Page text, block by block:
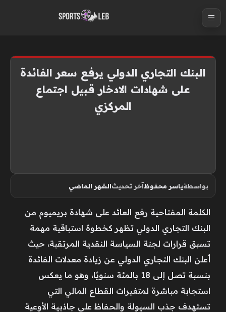
البنك التجاري الدولي يرفع سعر الفائدة
على شهادات الادخار قبيل اجتماع
المركزي
بواسطةياسر محفوظآخر تحديثالشهر الماضي
الكلمة المفتاحية رفع العائد على شهادة بريميوم من
البنك التجاري الدولي تظهر كخطوة استباقية مهمة
تسبق قرارات لجنة السياسة النقدية المرتقبة، حيث
أعلن البنك التجاري الدولي عن زيادة معدلات الفائدة
بنسبة تصل إلى 18 بالمئة سنويًا، وهو ما يعكس
استجابة مباشرة لمتغيرات القطاع المالي التي
تستهدف جذب السيولة والحفاظ على جاذبية الأوعية